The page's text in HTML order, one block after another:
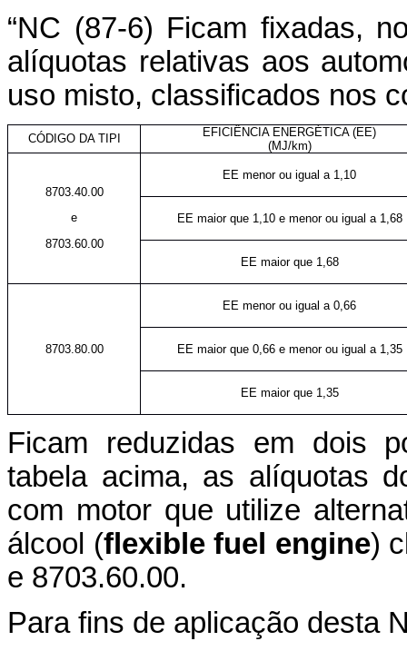
“NC (87-6) Ficam fixadas,
alíquotas relativas aos
uso misto, classificados nos
CÓDIGO DA TIPI
EFICIÊNCIA ENERGÉTICA (EE)
(MJ/km)
8703.40.00
e
8703.60.00
EE menor ou igual a 1,10
EE maior que 1,10 e menor ou igual a 1,68
EE maior que 1,68
8703.80.00
EE menor ou igual a 0,66
EE maior que 0,66 e menor ou igual a 1,35
EE maior que 1,35
Ficam reduzidas em dois
tabela acima, as alíquotas
com motor que utilize
álcool (flexible fuel engine)
e 8703.60.00.
Para fins de aplicação desta